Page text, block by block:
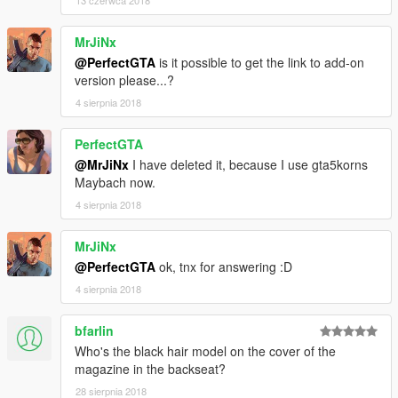
MrJiNx
@PerfectGTA is it possible to get the link to add-on
version please...?
4 sierpnia 2018
PerfectGTA
@MrJiNx I have deleted it, because I use gta5korns
Maybach now.
4 sierpnia 2018
MrJiNx
@PerfectGTA ok, tnx for answering :D
4 sierpnia 2018
bfarlin
Who's the black hair model on the cover of the
magazine in the backseat?
28 sierpnia 2018